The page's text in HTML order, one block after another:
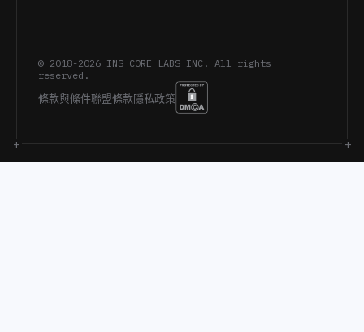
© 2018-2026 INS CORE LABS INC. All rights
reserved.
條款與條件聯盟條款隱私政策